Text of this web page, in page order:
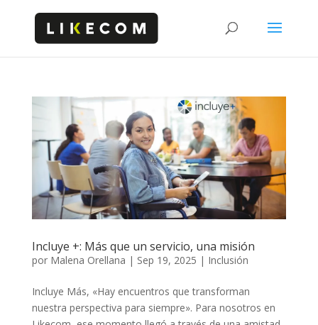
Incluye +: Más que un servicio, una misión
por Malena Orellana | Sep 19, 2025 | Inclusión
Incluye Más, «Hay encuentros que transforman
nuestra perspectiva para siempre». Para nosotros en